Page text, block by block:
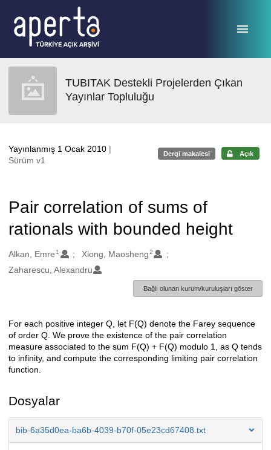
TUBITAK Destekli Projelerden Çıkan
Yayınlar Topluluğu
Yayınlanmış 1 Ocak 2010 |
Sürüm v1
Dergi makalesi Açık
Pair correlation of sums of
rationals with bounded height
Oluşturanlar
Alkan, Emre 1 Xiong, Maosheng2
Zaharescu, Alexandru
Bağlı olunan kurum/kuruluşları göster
Açıklama
For each positive integer Q, let F(Q) denote the Farey sequence
of order Q. We prove the existence of the pair correlation
measure associated to the sum F(Q) + F(Q) modulo 1, as Q tends
to infinity, and compute the corresponding limiting pair correlation
function.
Dosyalar
bib-6a35d0ea-ba6b-4039-b70f-05e23cd67408.txt